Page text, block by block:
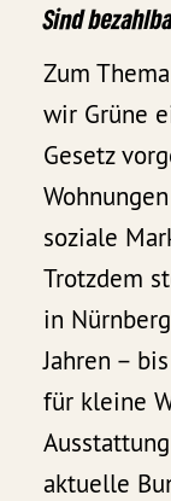
Sind
Zum
wir Grüne
Gesetz
soziale
Trotzdem
in
Jahren –
für kleine
aktuelle